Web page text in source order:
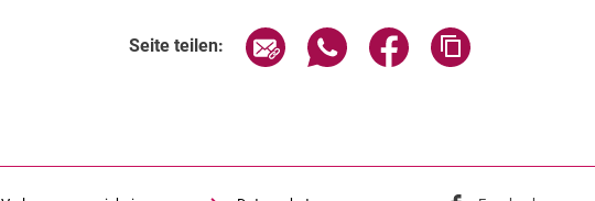
Seite teilen: Seite über E-Mail teilen
Seite über WhatsApp teilen
Seite über Facebook